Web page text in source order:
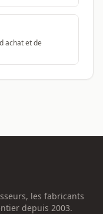
achat et de
les fabricants
depuis 2003.